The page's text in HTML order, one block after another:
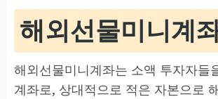
해외선물미니계
해외선물미니계좌는 소액 투자자들
계좌로, 상대적으로 적은 자본으로